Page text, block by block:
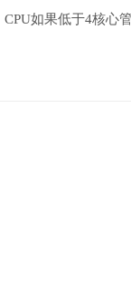
如果低于4核心